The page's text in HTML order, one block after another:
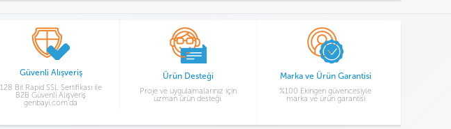
Güvenli Alışveriş
128 Bit Rapid SSL Sertifikası ile
B2B Güvenli Alışveriş
genbayi.com’da
Ürün Desteği
Proje ve uygulamalarınız için
uzman ürün desteği.
Marka ve Ürün Garantisi
%100 Ekingen güvencesiyle
marka ve ürün garantisi